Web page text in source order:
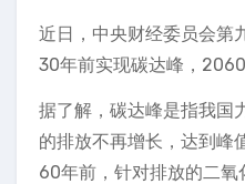
近日，中央财经委员会第
30年前实现碳达峰，
据了解，碳达峰是指我国
的排放不再增长，达到峰
60年前，针对排放的二